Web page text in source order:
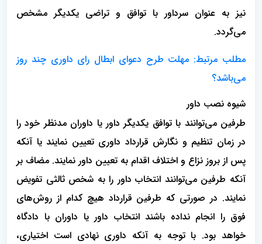
نیز به عنوان سرداور با توافق و تراضی یکدیگر مشخص
می‌گردد.
مطلب مرتبط: مهلت طرح دعوای ابطال رای داوری چند روز
می‌باشد؟
شیوه نصب داور
طرفین می‌توانند با توافق یکدیگر داور یا داوران مدنظر خود را
در زمان تنظیم و نگارش قرارداد داوری تعیین نمایند یا آنکه
پس از بروز نزاع و اختلاف اقدام به تعیین داور نمایند. مضاف بر
آنکه طرفین می‌توانند انتخاب داور را به شخص ثالثی تفویض
نمایند. در صورتی که طرفین قرارداد هیچ کدام از روش‌های
فوق را انجام نداده باشند انتخاب داور یا داوران با دادگاه
خواهد بود. با توجه به آنکه داوری نهادی است اختیاری،